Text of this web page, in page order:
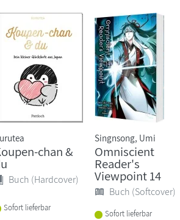
chan &
Buch (Hardcover)
Sofort lieferbar
Singnsong, Umi
Omniscient
Reader's
Viewpoint 14
Buch (Softcover)
Sofort lieferbar